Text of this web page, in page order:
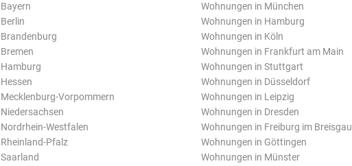
Bayern
Berlin
Brandenburg
Bremen
Hamburg
Hessen
Mecklenburg-Vorpommern
Niedersachsen
Nordrhein-Westfalen
Rheinland-Pfalz
Saarland
Wohnungen in München
Wohnungen in Hamburg
Wohnungen in Köln
Wohnungen in Frankfurt am Main
Wohnungen in Stuttgart
Wohnungen in Düsseldorf
Wohnungen in Leipzig
Wohnungen in Dresden
Wohnungen in Freiburg im Breisgau
Wohnungen in Göttingen
Wohnungen in Münster